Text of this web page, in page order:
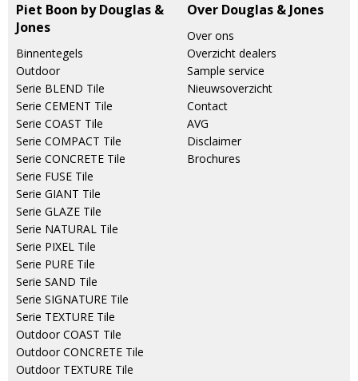
Piet Boon by Douglas &
Jones
Binnentegels
Outdoor
Serie BLEND Tile
Serie CEMENT Tile
Serie COAST Tile
Serie COMPACT Tile
Serie CONCRETE Tile
Serie FUSE Tile
Serie GIANT Tile
Serie GLAZE Tile
Serie NATURAL Tile
Serie PIXEL Tile
Serie PURE Tile
Serie SAND Tile
Serie SIGNATURE Tile
Serie TEXTURE Tile
Outdoor COAST Tile
Outdoor CONCRETE Tile
Outdoor TEXTURE Tile
Over Douglas & Jones
Over ons
Overzicht dealers
Sample service
Nieuwsoverzicht
Contact
AVG
Disclaimer
Brochures